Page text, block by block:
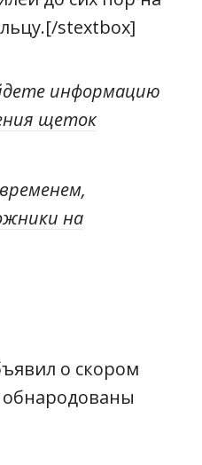
stextbox]
информацию
щеток
на
о скором
обнародованы